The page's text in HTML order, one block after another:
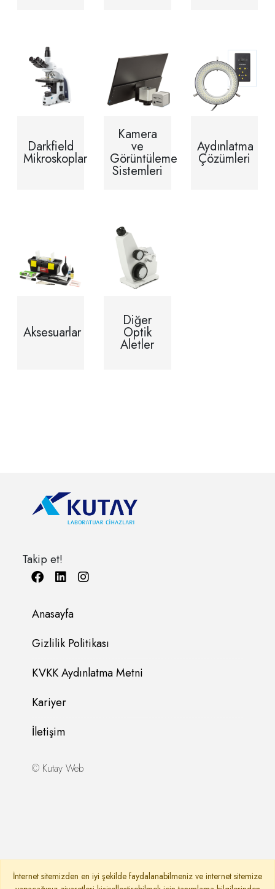
Darkfield
Mikroskoplar
Kamera
ve
Görüntüleme
Sistemleri
Aydınlatma
Çözümleri
Aksesuarlar
Diğer
Optik
Aletler
Takip et!
Anasayfa
Gizlilik Politikası
KVKK Aydınlatma Metni
Kariyer
İletişim
© Kutay Web
İnternet sitemizden en iyi şekilde faydalanabilmeniz ve internet sitemize